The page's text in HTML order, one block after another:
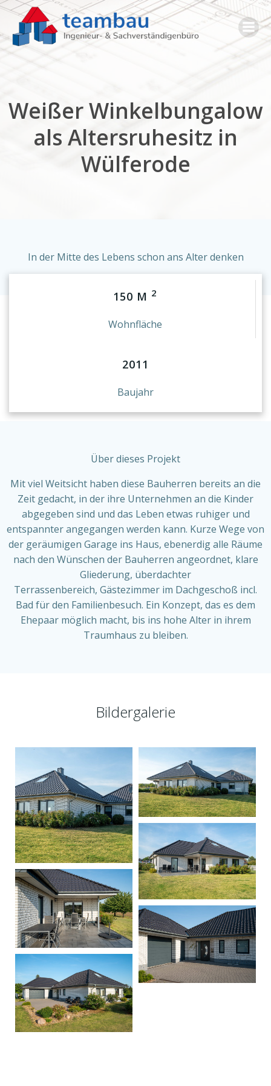
Zum
Inhalt
springen
Weißer Winkelbungalow
als Altersruhesitz in
Wülferode
In der Mitte des Lebens schon ans Alter denken
150 M 2
Wohnfläche
2011
Baujahr
Über dieses Projekt
Mit viel Weitsicht haben diese Bauherren bereits an die
Zeit gedacht, in der ihre Unternehmen an die Kinder
abgegeben sind und das Leben etwas ruhiger und
entspannter angegangen werden kann. Kurze Wege von
der geräumigen Garage ins Haus, ebenerdig alle Räume
nach den Wünschen der Bauherren angeordnet, klare
Gliederung, überdachter
Terrassenbereich, Gästezimmer im Dachgeschoß incl.
Bad für den Familienbesuch. Ein Konzept, das es dem
Ehepaar möglich macht, bis ins hohe Alter in ihrem
Traumhaus zu bleiben.
Bildergalerie